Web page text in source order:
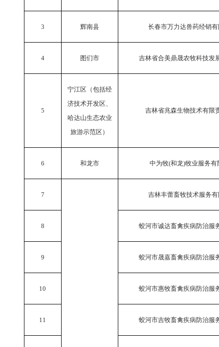
3 辉南县 长春市万力达兽药经销
4 图们市 吉林省合美鼎晟农牧科技发
5
宁江区（包括经
济技术开发区、
哈达山生态农业
旅游示范区）
吉林省兆森生物技术有限
6 和龙市 中为牧(和龙)牧业服务有
7 吉林丰蕾畜牧技术服务
8 蛟河市诚达畜禽疾病防治服
9 蛟河市晟嘉畜禽疾病防治服
10 蛟河市惠牧畜禽疾病防治服
11 蛟河市吉牧畜禽疾病防治服